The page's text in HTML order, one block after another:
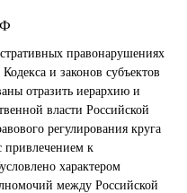
правонарушениях
и законов субъектов
отразить иерархию и
власти Российской
регулирования круга
к
характером
между Российской